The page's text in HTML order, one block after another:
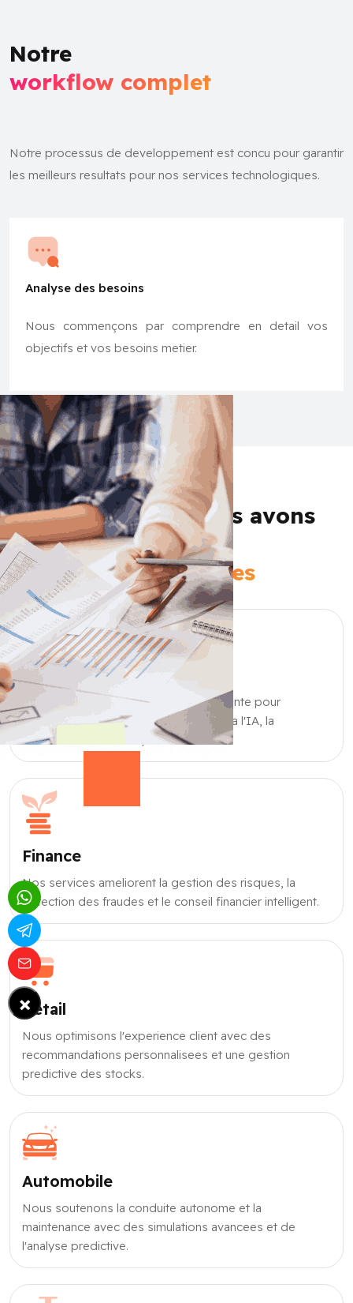
Notre
workflow complet
Notre processus de developpement est concu pour garantir
les meilleurs resultats pour nos services technologiques.
Analyse des besoins
Nous commençons par comprendre en detail vos
objectifs et vos besoins metier.
Secteurs que nous avons
digitalises
et modernises
Sante
Nous proposons des solutions de pointe pour
ameliorer les soins aux patients grace a l'IA, la
telemedecine et l'analyse de donnees.
Finance
Nos services ameliorent la gestion des risques, la
detection des fraudes et le conseil financier intelligent.
Retail
Nous optimisons l'experience client avec des
recommandations personnalisees et une gestion
predictive des stocks.
Automobile
Nous soutenons la conduite autonome et la
maintenance avec des simulations avancees et de
l'analyse predictive.
×